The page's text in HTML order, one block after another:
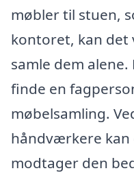
møbler til stuen,
kontoret, kan
samle dem
finde en
møbelsamling.
håndværkere kan
modtager den